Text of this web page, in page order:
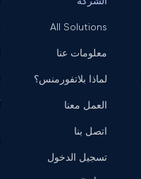
All Solutions
معلومات عنا
لماذا بلاتفورمنس؟
العمل معنا
اتصل بنا
تسجيل الدخول